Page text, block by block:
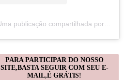
Uma publicação compartilhada por Christiane Gonçalves (@artecomquiane)
PARA PARTICIPAR DO NOSSO
SITE,BASTA SEGUIR COM SEU E-
MAIL,É GRÁTIS!